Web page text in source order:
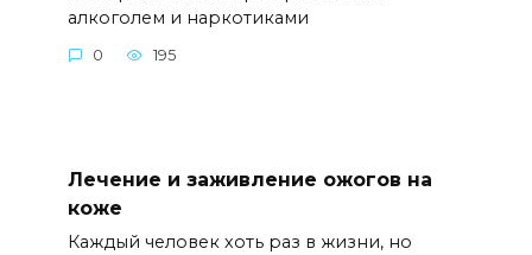
алкоголем и наркотиками
0 195
Лечение и заживление ожогов на
коже
Каждый человек хоть раз в жизни, но